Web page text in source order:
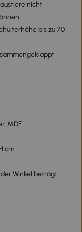
nicht
bis zu 70
MDF
cm
Winkel beträgt